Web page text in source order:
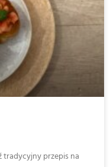
tradycyjny przepis na